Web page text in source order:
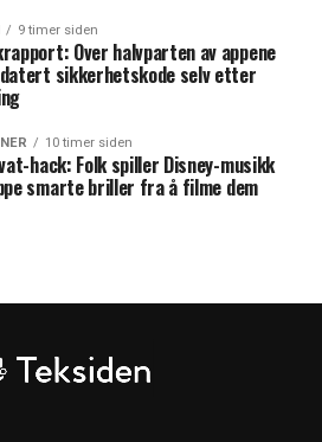
9 timer siden
Over halvparten av appene
sikkerhetskode selv etter
10 timer siden
hack: Folk spiller Disney-musikk
smarte briller fra å filme dem